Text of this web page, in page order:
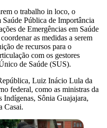
o trabalho in loco, o
Pública de Importância
de Emergências em Saúde
as medidas a serem
de recursos para o
com os gestores
de Saúde (SUS).
Luiz Inácio Lula da
federal, como as ministras da
Indígenas, Sônia Guajajara,
Casai.